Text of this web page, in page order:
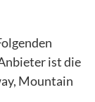
ist die
Mountain